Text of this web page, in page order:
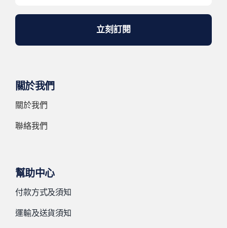
立刻訂閱
關於我們
關於我們
聯絡我們
幫助中心
付款方式及須知
運輸及送貨須知